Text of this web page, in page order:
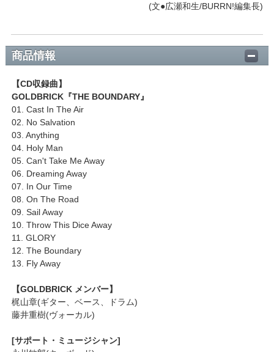
(文●広瀬和生/BURRN!編集長)
商品情報
【CD収録曲】
GOLDBRICK『THE BOUNDARY』
01. Cast In The Air
02. No Salvation
03. Anything
04. Holy Man
05. Can't Take Me Away
06. Dreaming Away
07. In Our Time
08. On The Road
09. Sail Away
10. Throw This Dice Away
11. GLORY
12. The Boundary
13. Fly Away
【GOLDBRICK メンバー】
梶山章(ギター、ベース、ドラム)
藤井重樹(ヴォーカル)
[サポート・ミュージシャン]